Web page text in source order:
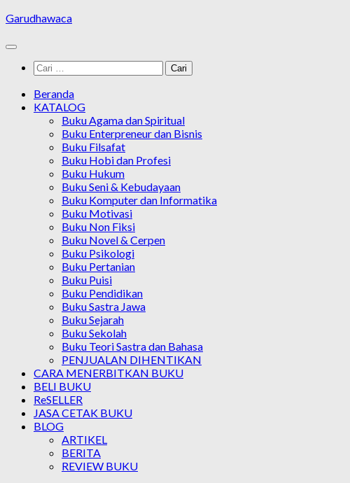
Skip
content
Garudhawaca
Cari
untuk:
Beranda
KATALOG
Buku Agama dan Spiritual
Buku Enterpreneur dan Bisnis
Buku Filsafat
Buku Hobi dan Profesi
Buku Hukum
Buku Seni & Kebudayaan
Buku Komputer dan Informatika
Buku Motivasi
Buku Non Fiksi
Buku Novel & Cerpen
Buku Psikologi
Buku Pertanian
Buku Puisi
Buku Pendidikan
Buku Sastra Jawa
Buku Sejarah
Buku Sekolah
Buku Teori Sastra dan Bahasa
PENJUALAN DIHENTIKAN
CARA MENERBITKAN BUKU
BELI BUKU
ReSELLER
JASA CETAK BUKU
BLOG
ARTIKEL
BERITA
REVIEW BUKU